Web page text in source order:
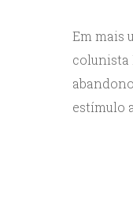
Em mais
colunista
estímulo